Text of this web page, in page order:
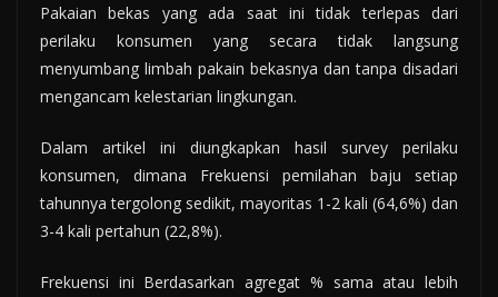
Pakaian bekas yang ada saat ini tidak terlepas dari
perilaku konsumen yang secara tidak langsung
menyumbang limbah pakain bekasnya dan tanpa disadari
mengancam kelestarian lingkungan.
Dalam artikel ini diungkapkan hasil survey perilaku
konsumen, dimana Frekuensi pemilahan baju setiap
tahunnya tergolong sedikit, mayoritas 1-2 kali (64,6%) dan
3-4 kali pertahun (22,8%).
Frekuensi ini Berdasarkan agregat % sama atau lebih